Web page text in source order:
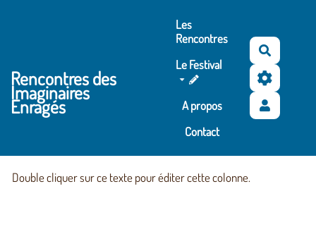
Rencontres des
Imaginaires
Enragés
Les
Rencontres
Le Festival
A propos
Contact
Double cliquer sur ce texte pour éditer cette colonne.